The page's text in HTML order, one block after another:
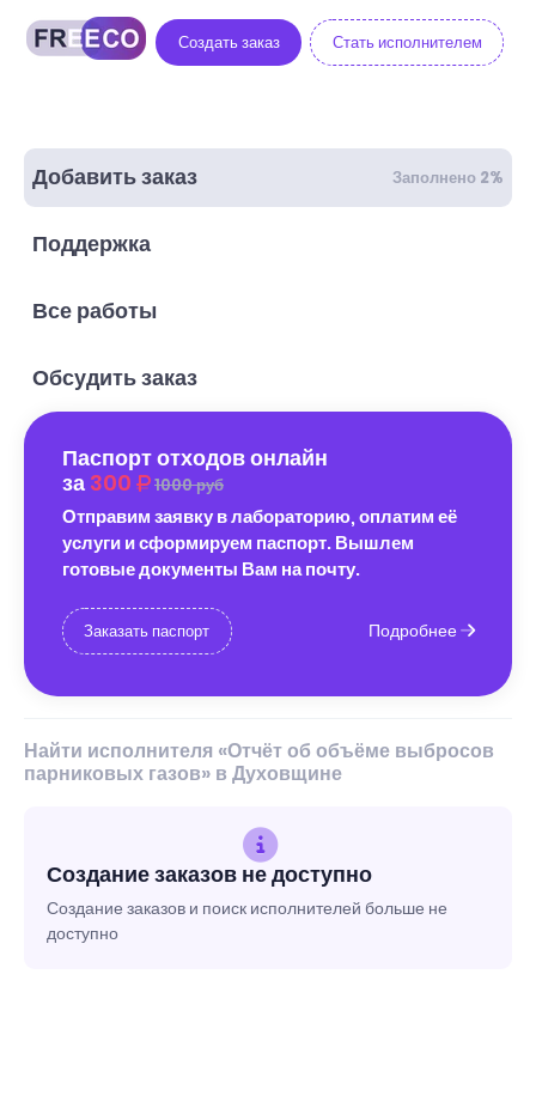
Создать заказ Стать исполнителем
Добавить заказ Заполнено 2%
Поддержка
Все работы
Обсудить заказ
Паспорт отходов онлайн
за 300 1000 руб
Отправим заявку в лабораторию, оплатим её
услуги и сформируем паспорт. Вышлем
готовые документы Вам на почту.
Заказать паспорт Подробнее
Найти исполнителя «Отчёт об объёме выбросов
парниковых газов» в Духовщине
Создание заказов не доступно
Создание заказов и поиск исполнителей больше не
доступно